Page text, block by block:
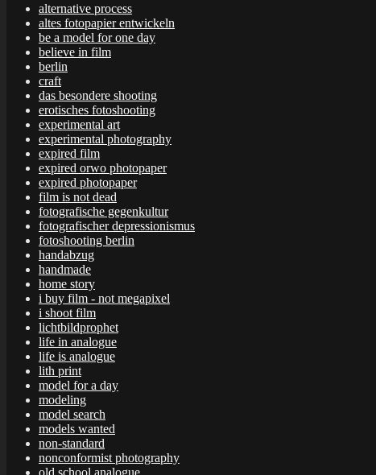
alternative process
altes fotopapier entwickeln
be a model for one day
believe in film
berlin
craft
das besondere shooting
erotisches fotoshooting
experimental art
experimental photography
expired film
expired orwo photopaper
expired photopaper
film is not dead
fotografische gegenkultur
fotografischer depressionismus
fotoshooting berlin
handabzug
handmade
home story
i buy film - not megapixel
i shoot film
lichtbildprophet
life in analogue
life is analogue
lith print
model for a day
modeling
model search
models wanted
non-standard
nonconformist photography
old school analogue